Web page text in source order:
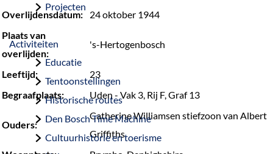
Projecten
Activiteiten
Educatie
Tentoonstellingen
Historische routes
Den Bosch Time Machine
Cultuurhistorie en toerisme
Overlijdensdatum:
24 oktober 1944
Plaats van
overlijden:
's-Hertogenbosch
Leeftijd:
23
Begraafplaats:
Uden - Vak 3, Rij F, Graf 13
Ouders:
Catherine Williamsen stiefzoon van Albert
Griffiths